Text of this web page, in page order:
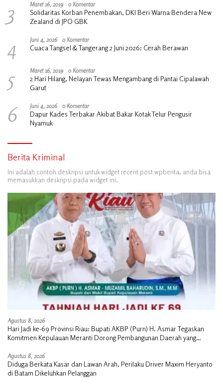
3 Maret 16, 2019 0 Komentar
Solidaritas Korban Penembakan, DKI Beri Warna Bendera New
Zealand di JPO GBK
4 Juni 4, 2026 0 Komentar
Cuaca Tangsel & Tangerang 2 Juni 2026: Cerah Berawan
5 Maret 16, 2019 0 Komentar
2 Hari Hilang, Nelayan Tewas Mengambang di Pantai Cipalawah
Garut
6 Juni 4, 2026 0 Komentar
Dapur Kades Terbakar Akibat Bakar Kotak Telur Pengusir
Nyamuk
Berita Kriminal
Ini adalah contoh deskripsi untuk widget recent post wpberita, anda bisa
memasukkan deskripsi pada widget ini.
Agustus 8, 2026
Hari Jadi ke-69 Provinsi Riau: Bupati AKBP (Purn) H. Asmar Tegaskan
Komitmen Kepulauan Meranti Dorong Pembangunan Daerah yang
Agustus 8, 2026
Diduga Berkata Kasar dan Lawan Arah, Perilaku Driver Maxim Heryanto
di Batam Dikeluhkan Pelanggan